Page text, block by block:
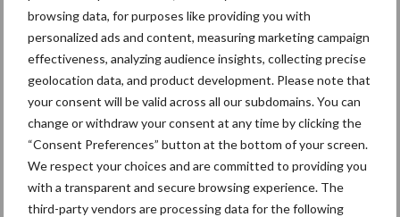
browsing data, for purposes like providing you with
personalized ads and content, measuring marketing campaign
effectiveness, analyzing audience insights, collecting precise
geolocation data, and product development. Please note that
your consent will be valid across all our subdomains. You can
change or withdraw your consent at any time by clicking the
“Consent Preferences” button at the bottom of your screen.
We respect your choices and are committed to providing you
with a transparent and secure browsing experience. The
third-party vendors are processing data for the following
une gamme complète pour les
opérations sur chantiers
3 Août
Le Strator, un nouveau camion à
capot pour le marché européen
3 Août
Pöttinger lance le Top V 6520 C, un
nouvel andaineur porté deux
toupies